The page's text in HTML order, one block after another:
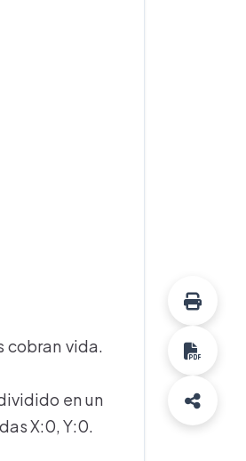
cobran vida.
en un
X:0, Y:0.